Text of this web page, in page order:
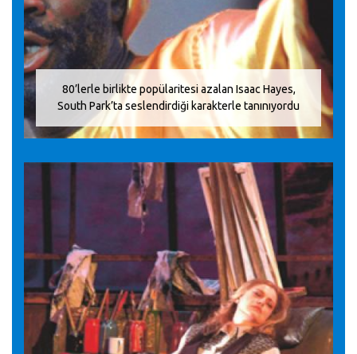
80’lerle birlikte popülaritesi azalan Isaac Hayes,
South Park’ta seslendirdiği karakterle tanınıyordu